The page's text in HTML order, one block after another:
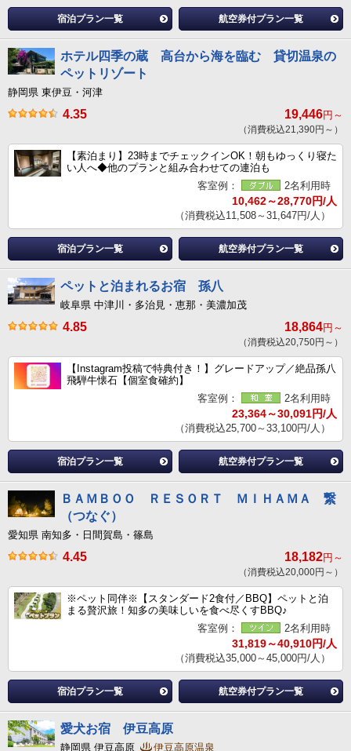
宿泊プラン一覧 航空券付プラン一覧
ホテル四季の蔵 高台から海を臨む 貸切温泉の
ペットリゾート
静岡県 東伊豆・河津
4.35 19,446円～
（消費税込21,390円～）
【素泊まり】23時までチェックインOK！朝もゆっくり寝た
い人へ◆他のプランと組み合わせての連泊も
客室例：
2名利用時
10,462～28,770円/人
（消費税込11,508～31,647円/人）
宿泊プラン一覧 航空券付プラン一覧
ペットと泊まれるお宿 孫八
岐阜県 中津川・多治見・恵那・美濃加茂
4.85 18,864円～
（消費税込20,750円～）
【Instagram投稿で特典付き！】グレードアップ／絶品孫八
飛騨牛懐石【個室食確約】
客室例：
2名利用時
23,364～30,091円/人
（消費税込25,700～33,100円/人）
宿泊プラン一覧 航空券付プラン一覧
ＢＡＭＢＯＯ ＲＥＳＯＲＴ ＭＩＨＡＭＡ 繋
（つなぐ）
愛知県 南知多・日間賀島・篠島
4.45 18,182円～
（消費税込20,000円～）
※ペット同伴※【スタンダード2食付／BBQ】ペットと泊
まる贅沢旅！知多の美味しいを食べ尽くすBBQ♪
客室例：
2名利用時
31,819～40,910円/人
（消費税込35,000～45,000円/人）
宿泊プラン一覧 航空券付プラン一覧
愛犬お宿 伊豆高原
静岡県 伊豆高原 伊豆高原温泉